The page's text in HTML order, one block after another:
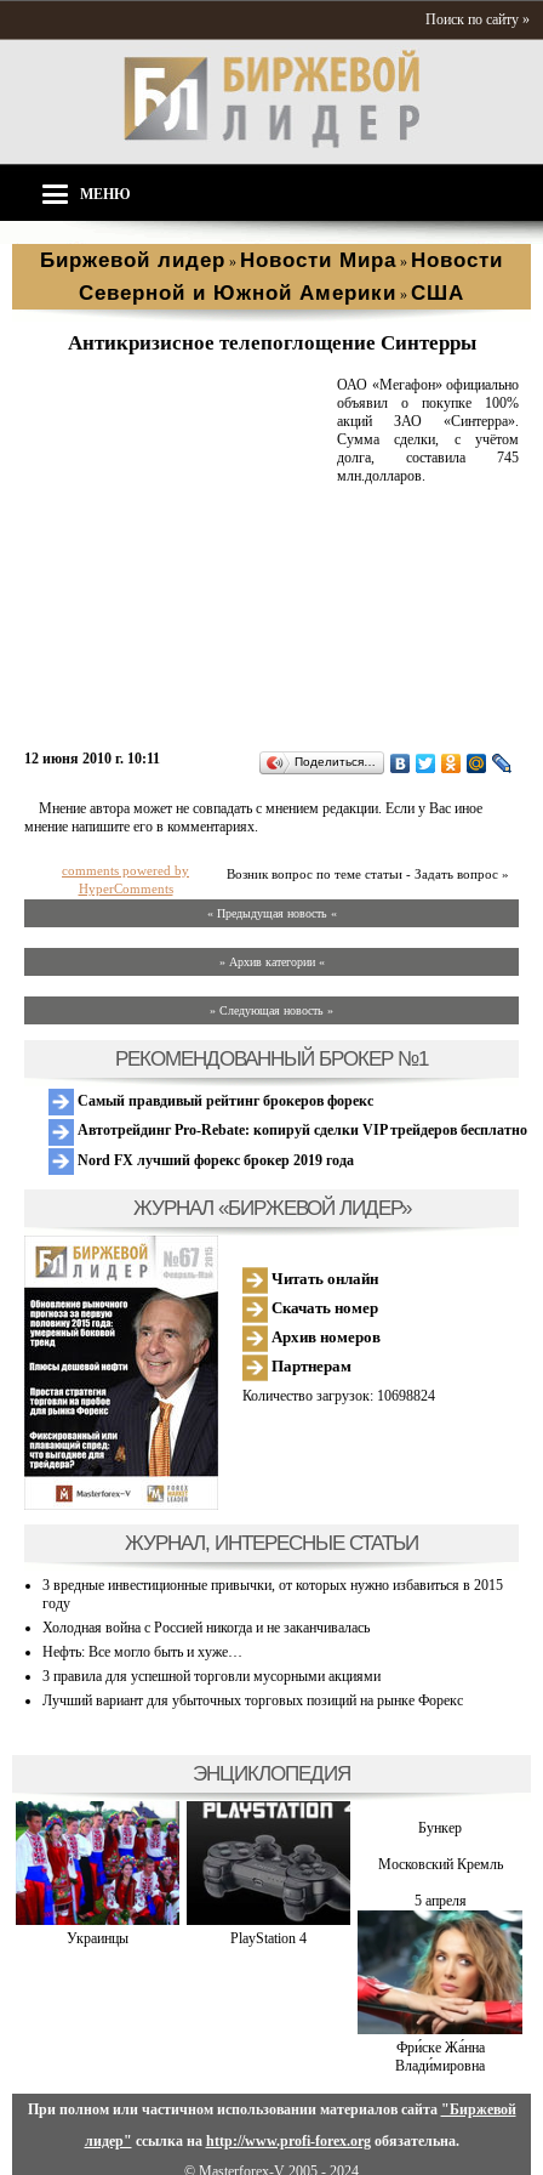
Поиск по сайту »
МЕНЮ
Биржевой лидер » Новости Мира » Новости
Северной и Южной Америки » США
Антикризисное телепоглощение Синтерры
ОАО «Мегафон» официально
объявил о покупке 100%
акций ЗАО «Синтерра».
Сумма сделки, с учётом
долга, составила 745
млн.долларов.
12 июня 2010 г. 10:11 Поделиться…
Мнение автора может не совпадать с мнением редакции. Если у Вас иное
мнение напишите его в комментариях.
Возник вопрос по теме статьи - Задать вопрос »
comments powered by
HyperComments
« Предыдущая новость «
» Архив категории «
» Следующая новость »
РЕКОМЕНДОВАННЫЙ БРОКЕР №1
Самый правдивый рейтинг брокеров форекс
Автотрейдинг Pro-Rebate: копируй сделки VIP трейдеров бесплатно
Nord FX лучший форекс брокер 2019 года
ЖУРНАЛ «БИРЖЕВОЙ ЛИДЕР»
Читать онлайн
Скачать номер
Архив номеров
Партнерам
Количество загрузок: 10698824
ЖУРНАЛ, ИНТЕРЕСНЫЕ СТАТЬИ
3 вредные инвестиционные привычки, от которых нужно избавиться в 2015
году
Холодная война с Россией никогда и не заканчивалась
Нефть: Все могло быть и хуже…
3 правила для успешной торговли мусорными акциями
Лучший вариант для убыточных торговых позиций на рынке Форекс
ЭНЦИКЛОПЕДИЯ
Украинцы PlayStation 4
Бункер
Московский Кремль
5 апреля
Фри́ске Жа́нна
Влади́мировна
При полном или частичном использовании материалов сайта "Биржевой
лидер" ссылка на http://www.profi-forex.orgобязательна.
© Masterforex-V 2005 - 2024